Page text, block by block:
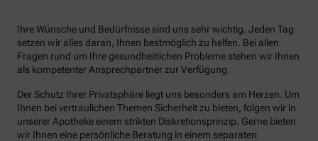
Ihre Wünsche und Bedürfnisse sind uns sehr wichtig. Jeden Tag
setzen wir alles daran, Ihnen bestmöglich zu helfen. Bei allen
Fragen rund um Ihre gesundheitlichen Probleme stehen wir Ihnen
als kompetenter Ansprechpartner zur Verfügung.
Der Schutz Ihrer Privatsphäre liegt uns besonders am Herzen. Um
Ihnen bei vertraulichen Themen Sicherheit zu bieten, folgen wir in
unserer Apotheke einem strikten Diskretionsprinzip. Gerne bieten
wir Ihnen eine persönliche Beratung in einem separaten